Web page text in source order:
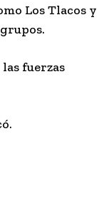
Los Tlacos y
fuerzas